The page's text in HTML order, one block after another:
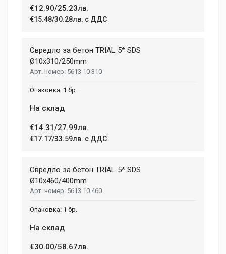
€12.90/25.23лв.
€15.48/30.28лв. с ДДС
Свредло за бетон TRIAL 5* SDS
Ø10x310/250mm
5613 10 310
1 бр.
На склад
€14.31/27.99лв.
€17.17/33.59лв. с ДДС
Свредло за бетон TRIAL 5* SDS
Ø10x460/400mm
5613 10 460
1 бр.
На склад
€30.00/58.67лв.